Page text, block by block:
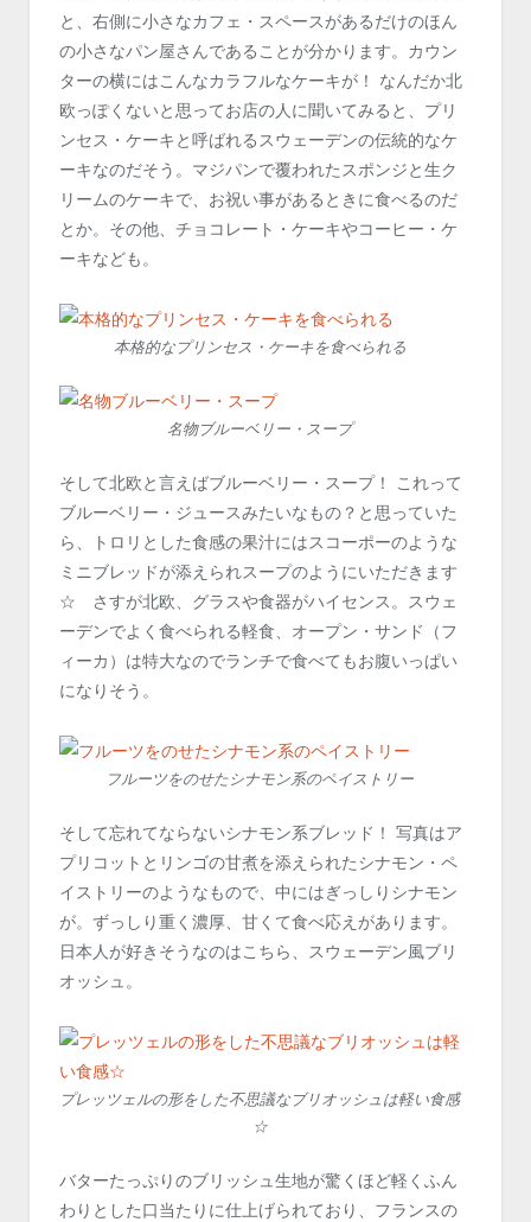
と、右側に小さなカフェ・スペースがあるだけのほん
の小さなパン屋さんであることが分かります。カウン
ターの横にはこんなカラフルなケーキが！ なんだか北
欧っぽくないと思ってお店の人に聞いてみると、プリ
ンセス・ケーキと呼ばれるスウェーデンの伝統的なケ
ーキなのだそう。マジパンで覆われたスポンジと生ク
リームのケーキで、お祝い事があるときに食べるのだ
とか。その他、チョコレート・ケーキやコーヒー・ケ
ーキなども。
本格的なプリンセス・ケーキを食べられる
名物ブルーベリー・スープ
そして北欧と言えばブルーベリー・スープ！ これって
ブルーベリー・ジュースみたいなもの？と思っていた
ら、トロリとした食感の果汁にはスコーポーのような
ミニブレッドが添えられスープのようにいただきます
☆ さすが北欧、グラスや食器がハイセンス。スウェ
ーデンでよく食べられる軽食、オープン・サンド（フ
ィーカ）は特大なのでランチで食べてもお腹いっぱい
になりそう。
フルーツをのせたシナモン系のペイストリー
そして忘れてならないシナモン系ブレッド！ 写真はア
プリコットとリンゴの甘煮を添えられたシナモン・ペ
イストリーのようなもので、中にはぎっしりシナモン
が。ずっしり重く濃厚、甘くて食べ応えがあります。
日本人が好きそうなのはこちら、スウェーデン風ブリ
オッシュ。
プレッツェルの形をした不思議なブリオッシュは軽い食感
☆
バターたっぷりのブリッシュ生地が驚くほど軽くふん
わりとした口当たりに仕上げられており、フランスの